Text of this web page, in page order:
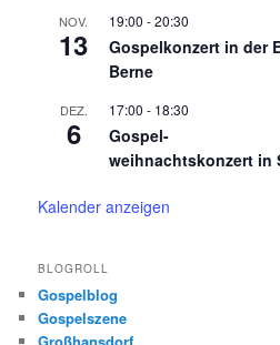
NOV.
13
19:00 -20:30
Gospelkonzert in der
Berne
DEZ.
6
17:00 - 18:30
Gospel-
weihnachtskonzert in
Kalender anzeigen
BLOGROLL
Gospelblog
Gospelszene